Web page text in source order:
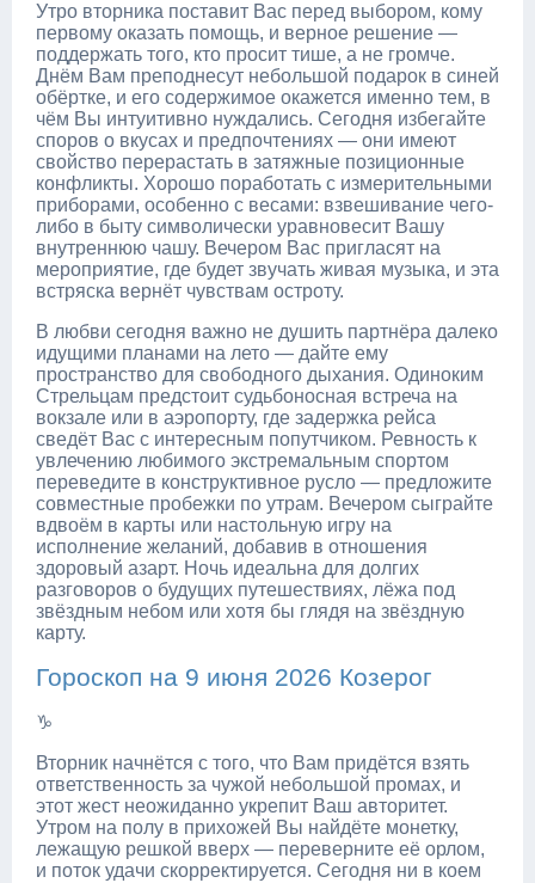
Утро вторника поставит Вас перед выбором, кому
первому оказать помощь, и верное решение —
поддержать того, кто просит тише, а не громче.
Днём Вам преподнесут небольшой подарок в синей
обёртке, и его содержимое окажется именно тем, в
чём Вы интуитивно нуждались. Сегодня избегайте
споров о вкусах и предпочтениях — они имеют
свойство перерастать в затяжные позиционные
конфликты. Хорошо поработать с измерительными
приборами, особенно с весами: взвешивание чего-
либо в быту символически уравновесит Вашу
внутреннюю чашу. Вечером Вас пригласят на
мероприятие, где будет звучать живая музыка, и эта
встряска вернёт чувствам остроту.
В любви сегодня важно не душить партнёра далеко
идущими планами на лето — дайте ему
пространство для свободного дыхания. Одиноким
Стрельцам предстоит судьбоносная встреча на
вокзале или в аэропорту, где задержка рейса
сведёт Вас с интересным попутчиком. Ревность к
увлечению любимого экстремальным спортом
переведите в конструктивное русло — предложите
совместные пробежки по утрам. Вечером сыграйте
вдвоём в карты или настольную игру на
исполнение желаний, добавив в отношения
здоровый азарт. Ночь идеальна для долгих
разговоров о будущих путешествиях, лёжа под
звёздным небом или хотя бы глядя на звёздную
карту.
Гороскоп на 9 июня 2026 Козерог
♑
Вторник начнётся с того, что Вам придётся взять
ответственность за чужой небольшой промах, и
этот жест неожиданно укрепит Ваш авторитет.
Утром на полу в прихожей Вы найдёте монетку,
лежащую решкой вверх — переверните её орлом,
и поток удачи скорректируется. Сегодня ни в коем